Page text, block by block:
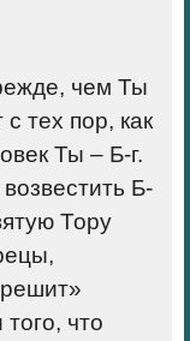
чем Ты
тех пор, как
Ты – Б-г.
Б-
Тору
что